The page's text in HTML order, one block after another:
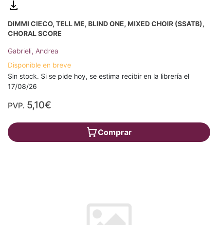
DIMMI CIECO, TELL ME, BLIND ONE, MIXED CHOIR (SSATB),
CHORAL SCORE
Gabrieli, Andrea
Disponible en breve
Sin stock. Si se pide hoy, se estima recibir en la librería el
17/08/26
PVP. 5,10€
Comprar